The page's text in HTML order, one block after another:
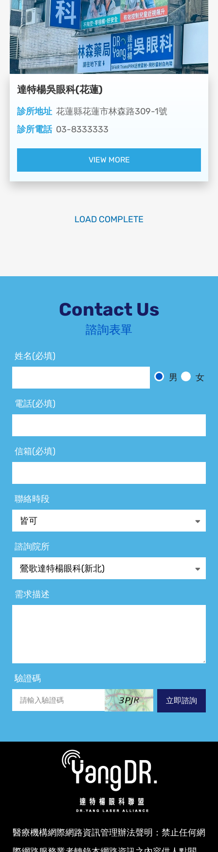
達特楊吳眼科(花蓮)
診所地址 花蓮縣花蓮市林森路309-1號
診所電話 03-8333333
VIEW MORE
諮詢表單
諮詢院所
需求描述
醫療機構網際網路資訊管理辦法聲明：禁止任何網
際網路服務業者轉錄本網路資訊之內容供人點閱，
但以網路搜尋或超連結方式，進入本醫療機構之網